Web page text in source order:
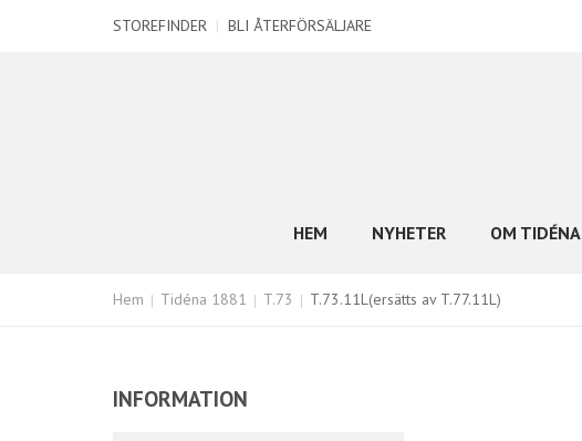
STOREFINDER | BLI ÅTERFÖRSÄLJARE
HEM NYHETER OM TIDÉNA
Hem Tidéna 1881 T.73 T.73.11L(ersätts av T.77.11L)
INFORMATION